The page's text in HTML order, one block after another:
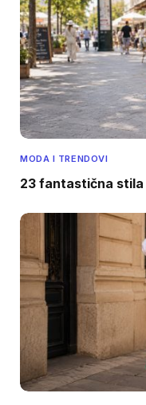
MODA I TRENDOVI
23 fantastična